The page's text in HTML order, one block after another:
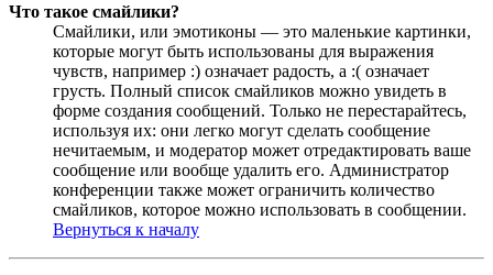
Что такое смайлики?
Смайлики, или эмотиконы — это маленькие картинки,
которые могут быть использованы для выражения
чувств, например :) означает радость, а :( означает
грусть. Полный список смайликов можно увидеть в
форме создания сообщений. Только не перестарайтесь,
используя их: они легко могут сделать сообщение
нечитаемым, и модератор может отредактировать ваше
сообщение или вообще удалить его. Администратор
конференции также может ограничить количество
смайликов, которое можно использовать в сообщении.
Вернуться к началу